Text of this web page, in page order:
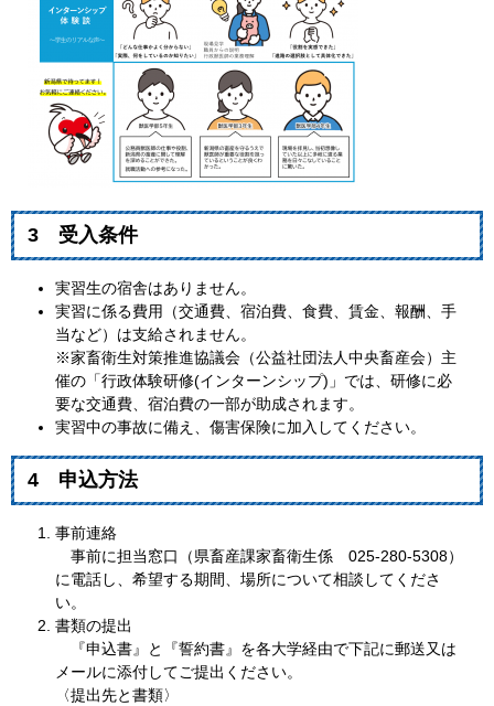
3 受入条件
実習生の宿舎はありません。
実習に係る費用（交通費、宿泊費、食費、賃金、報酬、手
当など）は支給されません。
※家畜衛生対策推進協議会（公益社団法人中央畜産会）主
催の「行政体験研修(インターンシップ)」では、研修に必
要な交通費、宿泊費の一部が助成されます。
実習中の事故に備え、傷害保険に加入してください。
4 申込方法
事前連絡
事前に担当窓口（県畜産課家畜衛生係 025-280-5308）
に電話し、希望する期間、場所について相談してくださ
い。
書類の提出
『申込書』と『誓約書』を各大学経由で下記に郵送又は
メールに添付してご提出ください。
〈提出先と書類〉